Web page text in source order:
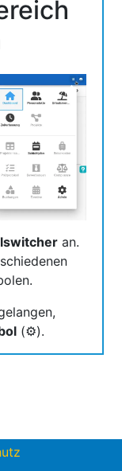
an.
(⚙️).